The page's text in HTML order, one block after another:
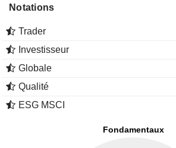
Notations
Trader
Investisseur
Globale
Qualité
ESG MSCI